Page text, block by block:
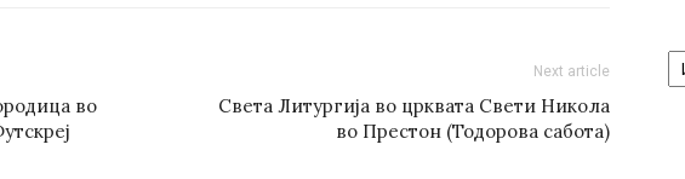
во
Next article
Света Литургија во црквата Свети Никола
во Престон (Тодорова сабота)